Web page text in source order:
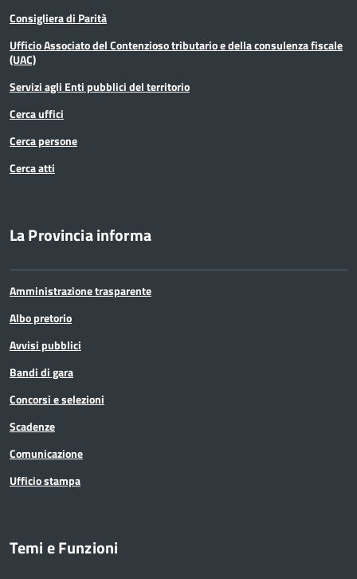
Consigliera di Parità
Ufficio Associato del Contenzioso tributario e della consulenza fiscale
(UAC)
Servizi agli Enti pubblici del territorio
Cerca uffici
Cerca persone
Cerca atti
La Provincia informa
Amministrazione trasparente
Albo pretorio
Avvisi pubblici
Bandi di gara
Concorsi e selezioni
Scadenze
Comunicazione
Ufficio stampa
Temi e Funzioni